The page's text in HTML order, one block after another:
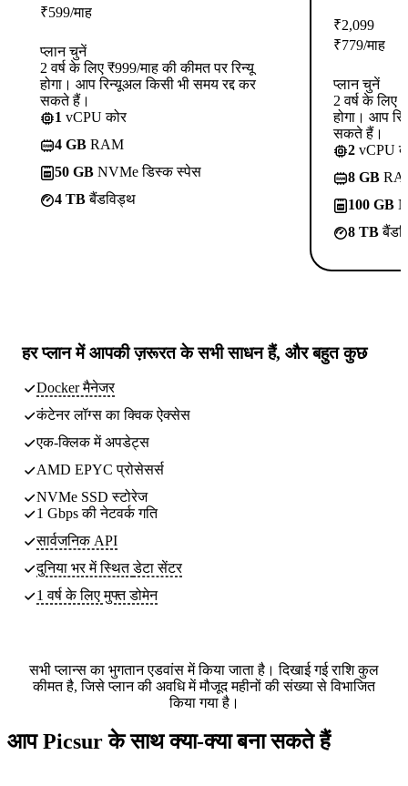
₹599/माह
प्लान चुनें
2 वर्ष के लिए ₹999/माह की कीमत पर रिन्यू
होगा। आप रिन्यूअल किसी भी समय रद्द कर
सकते हैं।
1 vCPU कोर
4 GB RAM
50 GB NVMe डिस्क स्पेस
4 TBबैंडविड्थ
₹2,099
₹779/माह
प्लान चुनें
2 वर्ष के लिए
होगा। आप
सकते हैं।
2 vCPU
8 GB
100 GB
8 TB
हर प्लान मेंआपकी ज़रूरत के सभी साधनहैं, और बहुत कुछ
Docker मैनेजर
कंटेनर लॉग्स का क्विक ऐक्सेस
एक-क्लिक में अपडेट्स
AMD EPYC प्रोसेसर्स
NVMe SSD स्टोरेज
1 Gbps की नेटवर्क गति
सार्वजनिक API
दुनिया भर में स्थितडेटा सेंटर
1 वर्ष के लिए मुफ्त डोमेन
सभी प्लान्स का भुगतान एडवांस में किया जाता है। दिखाई गई राशि कुल
कीमत है, जिसे प्लान की अवधि में मौजूद महीनों की संख्या से विभाजित
किया गया है।
आप Picsur के साथ क्या-क्या बना सकते हैं